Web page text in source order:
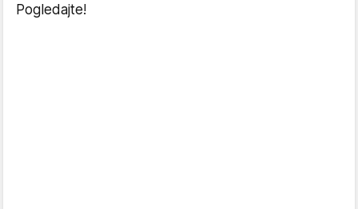
Pogledajte!